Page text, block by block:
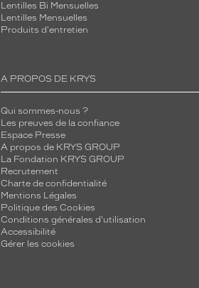
Lentilles Bi Mensuelles
Lentilles Mensuelles
Produits d'entretien
A PROPOS DE KRYS
Qui sommes-nous ?
Les preuves de la confiance
Espace Presse
A propos de KRYS GROUP
La Fondation KRYS GROUP
Recrutement
Charte de confidentialité
Mentions Légales
Politique des Cookies
Conditions générales d'utilisation
Accessibilité
Gérer les cookies